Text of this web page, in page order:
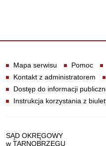
Mapa serwisu Pomoc
Kontakt z administratorem
Dostęp do informacji
Instrukcja korzystania z
Dane teleadresowe
SĄD OKRĘGOWY
w TARNOBRZEGU